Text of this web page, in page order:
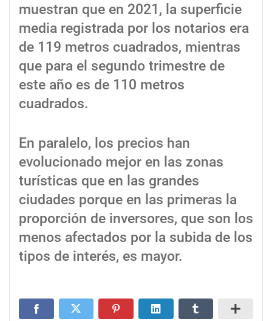
muestran que en 2021, la superficie
media registrada por los notarios era
de 119 metros cuadrados, mientras
que para el segundo trimestre de
este año es de 110 metros
cuadrados.
En paralelo, los precios han
evolucionado mejor en las zonas
turísticas que en las grandes
ciudades porque en las primeras la
proporción de inversores, que son los
menos afectados por la subida de los
tipos de interés, es mayor.